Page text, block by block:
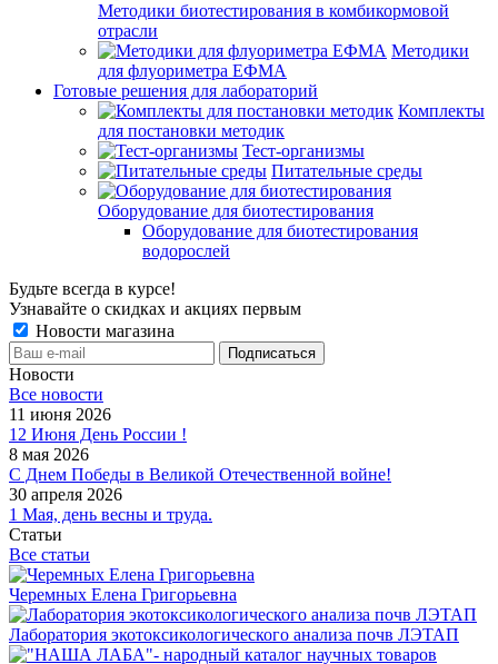
Методики биотестирования в комбикормовой
отрасли
Методики
для флуориметра ЕФМА
Готовые решения для лабораторий
Комплекты
для постановки методик
Тест-организмы
Питательные среды
Оборудование для биотестирования
Оборудование для биотестирования
водорослей
Будьте всегда в курсе!
Узнавайте о скидках и акциях первым
Новости магазина
Новости
Все новости
11 июня 2026
12 Июня День России !
8 мая 2026
С Днем Победы в Великой Отечественной войне!
30 апреля 2026
1 Мая, день весны и труда.
Статьи
Все статьи
Черемных Елена Григорьевна
Лаборатория экотоксикологического анализа почв ЛЭТАП